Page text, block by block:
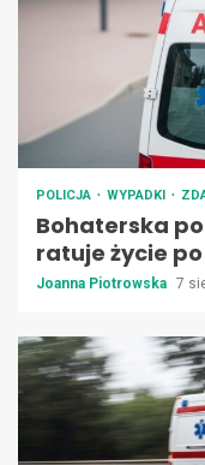
POLICJA WYPADKI
Bohaterska
ratuje życie po
Joanna Piotrowska 7